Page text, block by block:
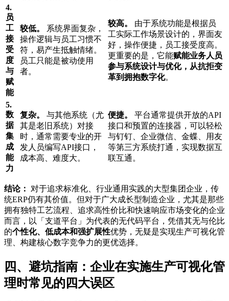
4.
员
工
接
受
度
与
赋
能
较低。
系统界面复杂，
操作逻辑与员工习惯不
符，易产生抵触情绪。
员工只能是被动使用
者。
较高。
由于系统功能是根据员
工实际工作场景设计的，界面友
好，操作便捷，员工接受度高。
更重要的是，它能赋能业务人员
参与系统设计与优化，从抗拒变
革到拥抱数字化。
5.
数
据
集
成
能
力
复杂。
与其他系统（尤
其是老旧系统）对接
时，通常需要专业的开
发人员编写API接口，
成本高、难度大。
便捷。
平台通常提供开放的API
接口和预置的连接器，可以轻松
与钉钉、企业微信、金蝶、用友
等第三方系统打通，实现数据互
联互通。
结论：
对于追求标准化、行业通用实践的大型集团企业，传
统ERP仍有其价值。但对于广大成长型制造企业，尤其是那些
拥有独特工艺流程、追求高性价比和快速响应市场变化的企业
而言，以「支道平台」为代表的无代码平台，凭借其无与伦比
的个性化、低成本和强扩展性优势，无疑是实现生产可视化管
理、构建核心数字竞争力的更优选择。
四、避坑指南：企业在实施生产可视化管
理时常见的四大误区